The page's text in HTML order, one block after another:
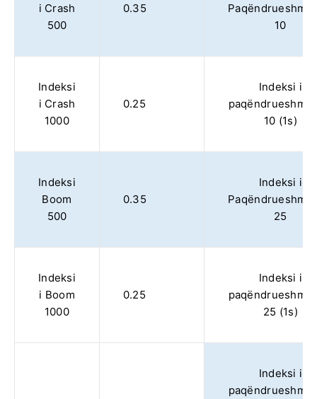
i Crash
500
0.35
10
Indeksi
i Crash
1000
0.25
Indeksi i
10 (1s)
Indeksi
Boom
500
0.35
Indeksi i
25
Indeksi
i Boom
1000
0.25
Indeksi i
25 (1s)
Indeksi i